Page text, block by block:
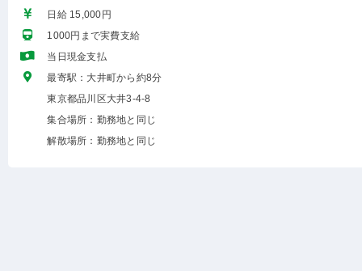
日給 15,000円
1000円まで実費支給
当日現金支払
最寄駅：大井町から約8分
東京都品川区大井3-4-8
集合場所：勤務地と同じ
解散場所：勤務地と同じ